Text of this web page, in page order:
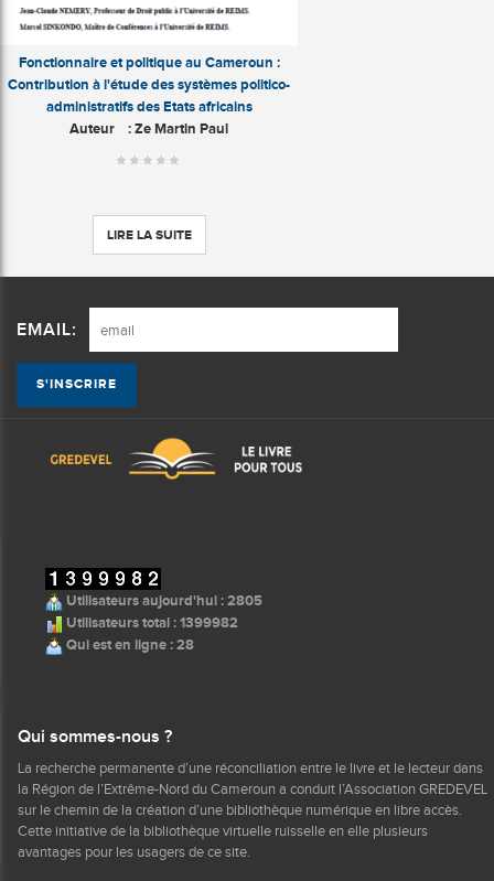
Fonctionnaire et politique au Cameroun :
Contribution à l'étude des systèmes politico-
administratifs des Etats africains
Auteur : Ze Martin Paul
LIRE LA SUITE
EMAIL:
Utilisateurs aujourd'hui : 2805
Utilisateurs total : 1399982
Qui est en ligne : 28
Qui sommes-nous ?
La recherche permanente d’une réconciliation entre le livre et le lecteur dans
la Région de l’Extrême-Nord du Cameroun a conduit l’Association GREDEVEL
sur le chemin de la création d’une bibliothèque numérique en libre accès.
Cette initiative de la bibliothèque virtuelle ruisselle en elle plusieurs
avantages pour les usagers de ce site.